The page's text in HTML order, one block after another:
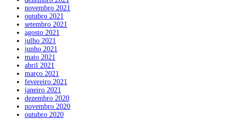
novembro 2021
outubro 2021
setembro 2021
agosto 2021
julho 2021
junho 2021
maio 2021
abril 2021
março 2021
fevereiro 2021
janeiro 2021
dezembro 2020
novembro 2020
outubro 2020